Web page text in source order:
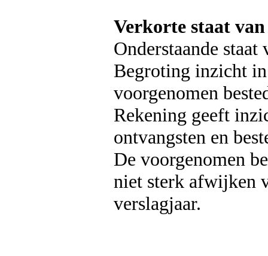
Verkorte staat
Onderstaande
Begroting inzicht in
voorgenomen
Rekening geeft
ontvangsten en
De voorgenomen
niet sterk afwijken
verslagjaar.